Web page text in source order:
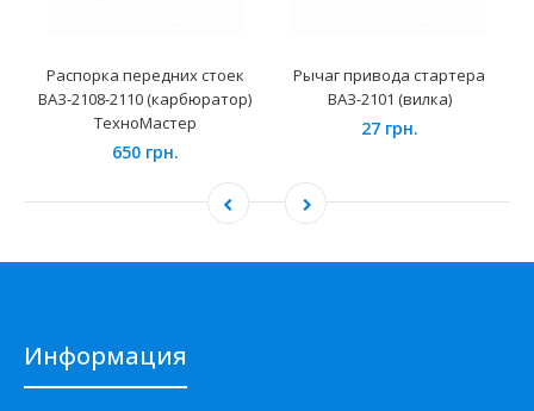
Распорка передних стоек
ВАЗ-2108-2110 (карбюратор)
ТехноМастер
650 грн.
Рычаг привода стартера
ВАЗ-2101 (вилка)
27 грн.
Информация